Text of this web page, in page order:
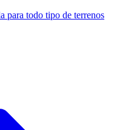
para todo tipo de terrenos